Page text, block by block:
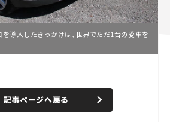
導入したきっかけは、世界でただ1台の愛車を
n
e
d
記事ページへ戻る